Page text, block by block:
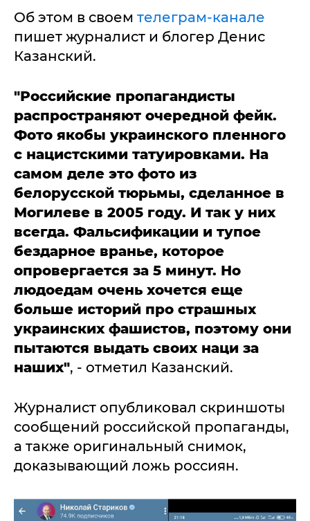
Об этом в своем телеграм-канале
пишет журналист и блогер Денис
Казанский.
"Российские пропагандисты
распространяют очередной фейк.
Фото якобы украинского пленного
с нацистскими татуировками. На
самом деле это фото из
белорусской тюрьмы, сделанное в
Могилеве в 2005 году. И так у них
всегда. Фальсификации и тупое
бездарное вранье, которое
опровергается за 5 минут. Но
людоедам очень хочется еще
больше историй про страшных
украинских фашистов, поэтому они
пытаются выдать своих наци за
наших", - отметил Казанский.
Журналист опубликовал скриншоты
сообщений российской пропаганды,
а также оригинальный снимок,
доказывающий ложь россиян.